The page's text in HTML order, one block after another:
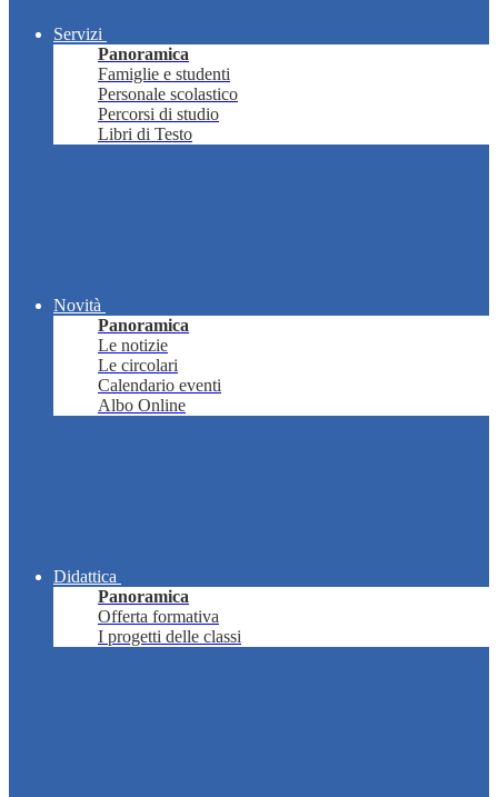
Servizi
Panoramica
Famiglie e studenti
Personale scolastico
Percorsi di studio
Libri di Testo
Novità
Panoramica
Le notizie
Le circolari
Calendario eventi
Albo Online
Didattica
Panoramica
Offerta formativa
I progetti delle classi